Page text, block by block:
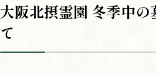
大阪北摂霊園 冬季中の
て